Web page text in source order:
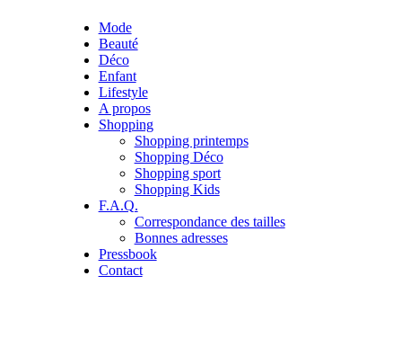
Mode
Beauté
Déco
Enfant
Lifestyle
A propos
Shopping
Shopping printemps
Shopping Déco
Shopping sport
Shopping Kids
F.A.Q.
Correspondance des tailles
Bonnes adresses
Pressbook
Contact